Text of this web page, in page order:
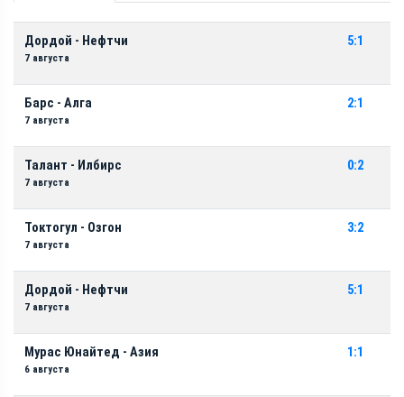
Дордой - Нефтчи
7 августа
5:1
Барс - Алга
7 августа
2:1
Талант - Илбирс
7 августа
0:2
Токтогул - Озгон
7 августа
3:2
Дордой - Нефтчи
7 августа
5:1
Мурас Юнайтед - Азия
6 августа
1:1